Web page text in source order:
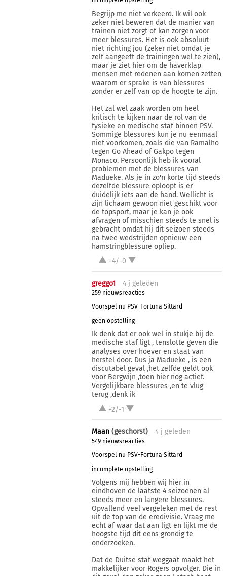
Begrijp me niet verkeerd. Ik wil ook
zeker niet beweren dat de manier van
trainen niet zorgt of kan zorgen voor
meer blessures. Het is ook absoluut
niet richting jou (zeker niet omdat je
zelf aangeeft de trainingen wel te zien),
maar je ziet hier om de haverklap
mensen met redenen aan komen zetten
waarom er sprake is van blessures
zonder er zelf van op de hoogte te zijn.
Het zal wel zaak worden om heel
kritisch te kijken naar de rol van de
fysieke en medische staf binnen PSV.
Sommige blessures kun je nu eenmaal
niet voorkomen, zoals die van Ramalho
tegen Go Ahead of Gakpo tegen
Monaco. Persoonlijk heb ik vooral
problemen met de blessures van
Madueke. Als je in zo'n korte tijd steeds
dezelfde blessure oploopt is er
duidelijk iets aan de hand. Wellicht is
zijn lichaam gewoon niet geschikt voor
de topsport, maar je kan je ook
afvragen of misschien steeds te snel is
gebracht omdat hij dit seizoen steeds
na twee wedstrijden opnieuw een
hamstringblessure opliep.
+4/-0
greggo1 4 j geleden
259 nieuwsreacties
Voorspel nu PSV-Fortuna Sittard
geen opstelling
Ik denk dat er ook wel in stukje bij de
medische staf ligt , tenslotte geven die
analyses over hoever en staat van
herstel door. Dus ja Madueke , is een
discutabel geval ,het zelfde geldt ook
voor Bergwijn ,toen hier nog actief.
Vergelijkbare blessures ,en te vlug
terug ,denk ik
+2/-1
Maan (geschorst) 4 j geleden
549 nieuwsreacties
Voorspel nu PSV-Fortuna Sittard
incomplete opstelling
Volgens mij hebben wij hier in
eindhoven de laatste 4 seizoenen al
steeds meer en langere blessures.
Opvallend veel vergeleken met de rest
uit de top van de eredivisie. Vraag me
echt af waar dat aan ligt en lijkt me de
hoogste tijd dit eens grondig te
onderzoeken.
Dat de Duitse staf weggaat maakt het
makkelijker voor Rogers opvolger. Die in